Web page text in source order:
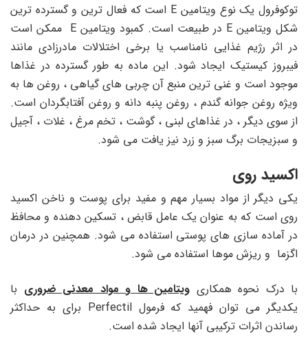
توکوفرول یک نوع ویتامین E است که فعال ترین و گسترده ترین
شکل ویتامین E در طبیعت است. کمبود ویتامین E ممکن است
در اثر رژیم غذایی نامناسب یا برخی اختلالات مادرزادی مانند
فیبروز کیستیک ایجاد شود. این ماده به طور گسترده در غذاها
موجود است و غنی ترین منبع آن چربی های گیاهی ، روغن ها به
ویژه روغن جوانه گندم ، روغن پنبه دانه و روغن آفتابگردان است.
از سوی دیگر ، در غذاهای لبنی ، گوشت ، تخم مرغ ، غلات ، آجیل
و سبزیجات برگ سبز و زرد نیز یافت می شود.
اکسید روی
یکی دیگر از مواد بسیار مهم و مفید برای پوست و ناخن اکسید
روی است که به عنوان یک عامل قابض ، تسکین دهنده و محافظ
در آماده سازی های پوستی استفاده می شود. همچنین در درمان
اگزما و ریزش موها استفاده می شود.
با درک نحوه همکاری ویتامین ها و مواد معدنی ضروری با
یکدیگر می توان فهمید که فرمول Perfectil برای به حداکثر
رساندن اثرات ترکیبی آنها ایجاد شده است.